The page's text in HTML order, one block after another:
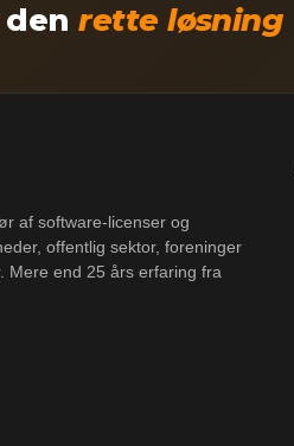
denrette løsning
af software-licenser og
offentlig sektor, foreninger
Mere end 25 års erfaring fra